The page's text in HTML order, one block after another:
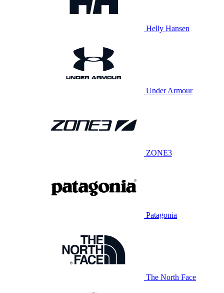
Helly Hansen
Under Armour
ZONE3
Patagonia
The North Face